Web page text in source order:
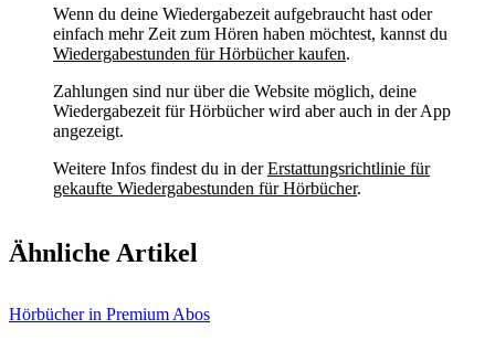
Wenn du deine Wiedergabezeit aufgebraucht hast oder
einfach mehr Zeit zum Hören haben möchtest, kannst du
Wiedergabestunden für Hörbücher kaufen.
Zahlungen sind nur über die Website möglich, deine
Wiedergabezeit für Hörbücher wird aber auch in der App
angezeigt.
Weitere Infos findest du in derErstattungsrichtlinie für
gekaufte Wiedergabestunden für Hörbücher.
Ähnliche Artikel
Hörbücher in Premium Abos